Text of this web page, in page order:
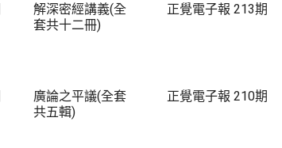
解深密經講義(全
套共十二冊)
正覺電子報 213期
廣論之平議(全套
共五輯)
正覺電子報 210期